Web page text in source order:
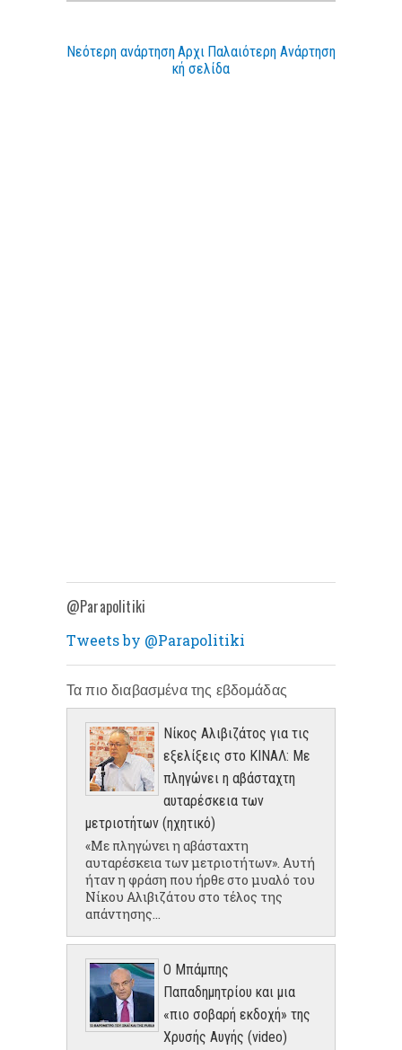
Νεότερη ανάρτηση Παλαιότερη Ανάρτηση
Αρχι
κή σελίδα
@Parapolitiki
Tweets by @Parapolitiki
Τα πιο διαβασμένα της εβδομάδας
Νίκος Αλιβιζάτος για τις
εξελίξεις στο ΚΙΝΑΛ: Με
πληγώνει η αβάσταχτη
αυταρέσκεια των
μετριοτήτων (ηχητικό)
«Με πληγώνει η αβάσταχτη
αυταρέσκεια των μετριοτήτων». Αυτή
ήταν η φράση που ήρθε στο μυαλό του
Νίκου Αλιβιζάτου στο τέλος της
απάντησης...
Ο Μπάμπης
Παπαδημητρίου και μια
«πιο σοβαρή εκδοχή» της
Χρυσής Αυγής (video)